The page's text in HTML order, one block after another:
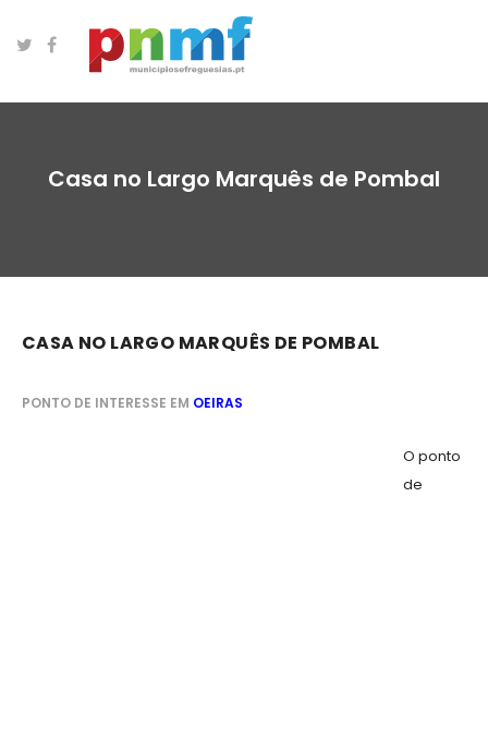
Casa no Largo Marquês de Pombal
CASA NO LARGO MARQUÊS DE POMBAL
PONTO DE INTERESSE EM OEIRAS
O ponto
de